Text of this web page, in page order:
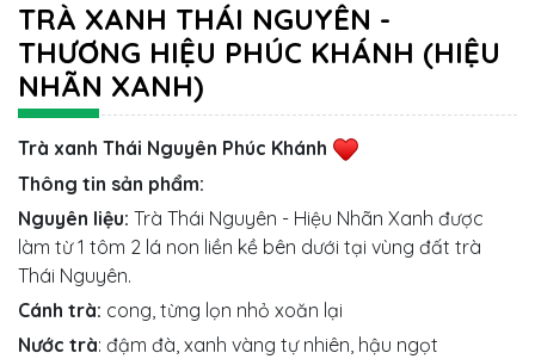
TRÀ XANH THÁI NGUYÊN -
THƯƠNG HIỆU PHÚC KHÁNH (HIỆU
NHÃN XANH)
Trà xanh Thái Nguyên Phúc Khánh
Thông tin sản phẩm:
Nguyên liệu: Trà Thái Nguyên - Hiệu Nhãn Xanh được
làm từ 1 tôm 2 lá non liền kề bên dưới tại vùng đất trà
Thái Nguyên.
Cánh trà: cong, từng lọn nhỏ xoăn lại
Nước trà: đậm đà, xanh vàng tự nhiên, hậu ngọt